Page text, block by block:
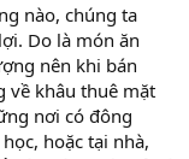
nào, chúng ta
Do là món ăn
nên khi bán
về khâu thuê mặt
nơi có đông
hoặc tại nhà,